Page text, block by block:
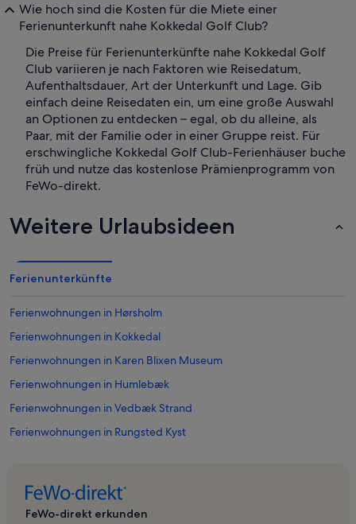
Wie hoch sind die Kosten für die Miete einer
Ferienunterkunft nahe Kokkedal Golf Club?
Die Preise für Ferienunterkünfte nahe Kokkedal Golf
Club variieren je nach Faktoren wie Reisedatum,
Aufenthaltsdauer, Art der Unterkunft und Lage. Gib
einfach deine Reisedaten ein, um eine große Auswahl
an Optionen zu entdecken – egal, ob du alleine, als
Paar, mit der Familie oder in einer Gruppe reist. Für
erschwingliche Kokkedal Golf Club-Ferienhäuser buche
früh und nutze das kostenlose Prämienprogramm von
FeWo-direkt.
Weitere Urlaubsideen
Ferienunterkünfte
Ferienwohnungen in Hørsholm
Ferienwohnungen in Kokkedal
Ferienwohnungen in Karen Blixen Museum
Ferienwohnungen in Humlebæk
Ferienwohnungen in Vedbæk Strand
Ferienwohnungen in Rungsted Kyst
Ferienwohnungen in Vedbæk
FeWo-direkt erkunden